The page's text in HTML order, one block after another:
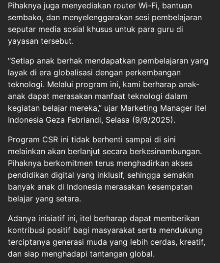
Pihaknya juga menyediakan router Wi-Fi, bantuan
sembako, dan menyelenggarakan sesi pembelajaran
seputar media sosial khusus untuk para guru di
yayasan tersebut.
“Setiap anak berhak mendapatkan pembelajaran yang
layak di era globalisasi dengan perkembangan
teknologi. Melalui program ini, kami berharap anak-
anak dapat merasakan manfaat teknologi dalam
kegiatan belajar mereka,” ujar Marketing Manager itel
Indonesia Geza Febriandi, Selasa (9/9/2025).
Program CSR ini tidak berhenti sampai di sini
melainkan akan berlanjut secara berkesinambungan.
Pihaknya berkomitmen terus menghadirkan akses
pendidikan digital yang inklusif, sehingga semakin
banyak anak di Indonesia merasakan kesempatan
belajar yang setara.
Adanya inisiatif ini, itel berharap dapat memberikan
kontribusi positif bagi masyarakat serta mendukung
terciptanya generasi muda yang lebih cerdas, kreatif,
dan siap menghadapi tantangan global.